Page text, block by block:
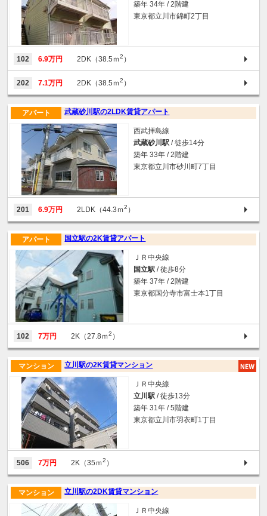
築年 34年 / 2階建
東京都立川市錦町2丁目
102 6.9万円 2DK（38.5ｍ2 ）
202 7.1万円 2DK（38.5ｍ2 ）
武蔵砂川駅の2LDK賃貸アパート
アパート
西武拝島線
武蔵砂川駅 / 徒歩14分
築年 33年 / 2階建
東京都立川市砂川町7丁目
201 6.9万円 2LDK（44.3ｍ2 ）
国立駅の2K賃貸アパート
アパート
ＪＲ中央線
国立駅 / 徒歩8分
築年 37年 / 2階建
東京都国分寺市富士本1丁目
102 7万円 2K（27.8ｍ2 ）
立川駅の2K賃貸マンション
マンション
ＪＲ中央線
立川駅 / 徒歩13分
築年 31年 / 5階建
東京都立川市羽衣町1丁目
506 7万円 2K（35ｍ2 ）
立川駅の2DK賃貸マンション
マンション
ＪＲ中央線